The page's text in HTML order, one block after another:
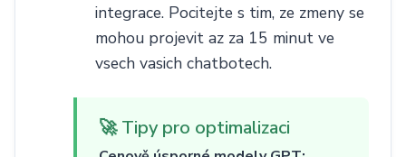
integrace. Pocitejte s tim, ze zmeny se
mohou projevit az za 15 minut ve
vsech vasich chatbotech.
🚀 Tipy pro optimalizaci